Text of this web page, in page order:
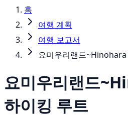
홈
여행 계획
여행 보고서
요미우리랜드~Hinohara
요미우리랜드
하이킹 루트